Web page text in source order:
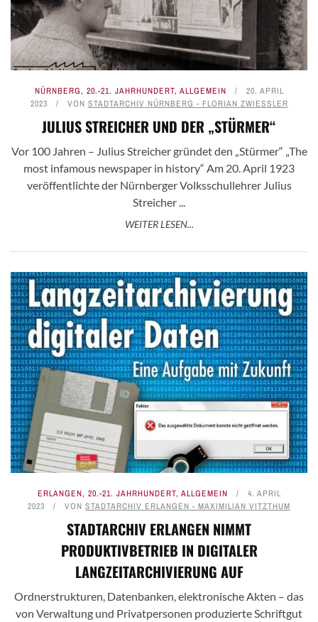
NÜRNBERG, 20.-21. JAHRHUNDERT, ALLGEMEIN
20. APRIL
2023
VON STADTARCHIV NÜRNBERG - FLORIAN ZWIESSLER
JULIUS STREICHER UND DER „STÜRMER“
Vor 100 Jahren – Julius Streicher gründet den „Stürmer“ „The
most infamous newspaper in history“ Am 20. April 1923
veröffentlichte der Nürnberger Volksschullehrer Julius
Streicher ...
WEITER LESEN...
ERLANGEN, 20.-21. JAHRHUNDERT, ALLGEMEIN
4. APRIL
2023
VON STADTARCHIV ERLANGEN - MAXIMILIAN VITZTHUM
STADTARCHIV ERLANGEN NIMMT
PRODUKTIVBETRIEB IN DIGITALER
LANGZEITARCHIVIERUNG AUF
Ordnerstrukturen, Datenbanken, elektronische Akten – das
von Verwaltung und Privatpersonen produzierte Schriftgut